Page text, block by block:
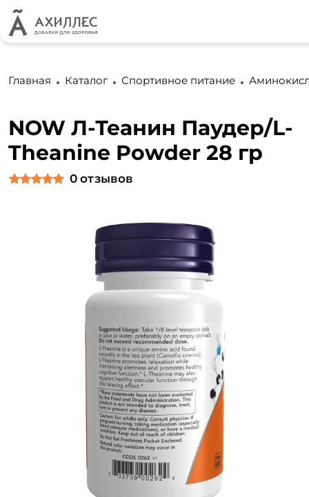
Главная Каталог Спортивное питание
NOW Л-Теанин Паудер/L-
Theanine Powder 28 гр
0 отзывов